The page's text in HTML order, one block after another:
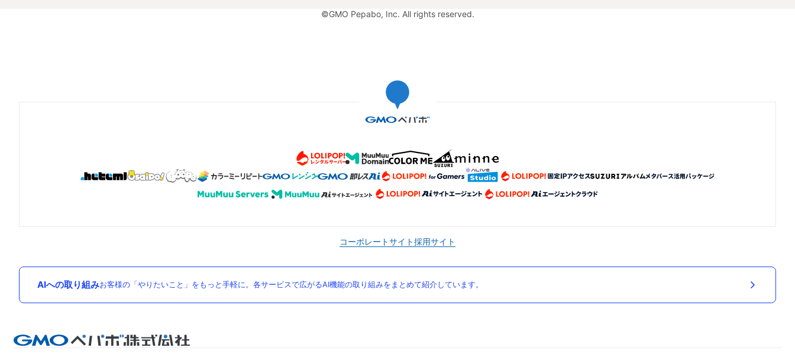
©GMO Pepabo, Inc. All rights reserved.
コーポレートサイト採用サイト
AIへの取り組みお客様の「やりたいこと」をもっと手軽に。各サービスで広がるAI機能の取り組みをまとめて紹介しています。